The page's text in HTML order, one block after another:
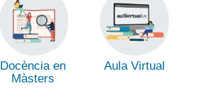
Docència en
Màsters
Aula Virtual